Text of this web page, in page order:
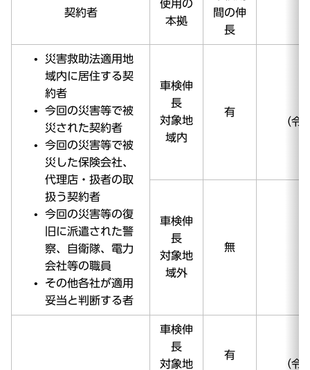
契約者
使用の
本拠
間の伸
長
災害救助法適用地
域内に居住する契
約者
今回の災害等で被
災された契約者
今回の災害等で被
災した保険会社、
代理店・扱者の取
扱う契約者
今回の災害等の復
旧に派遣された警
察、自衛隊、電力
会社等の職員
その他各社が適用
妥当と判断する者
車検伸
長
対象地
域内
有
（令
車検伸
長
対象地
域外
無
車検伸
長
対象地
有
（令